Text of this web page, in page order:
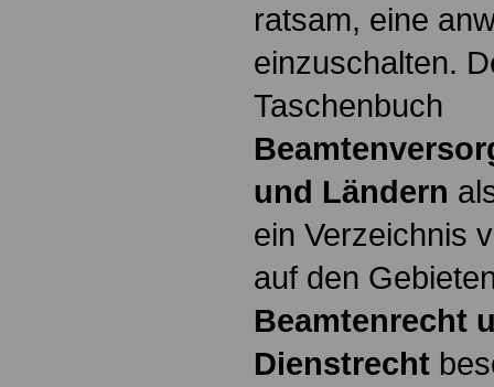
ratsam, eine
einzuschalten.
Taschenbuch
und Ländern
ein Verzeichnis
auf den
Beamtenrecht
Dienstrecht